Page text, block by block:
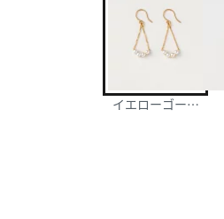
イエローゴールド